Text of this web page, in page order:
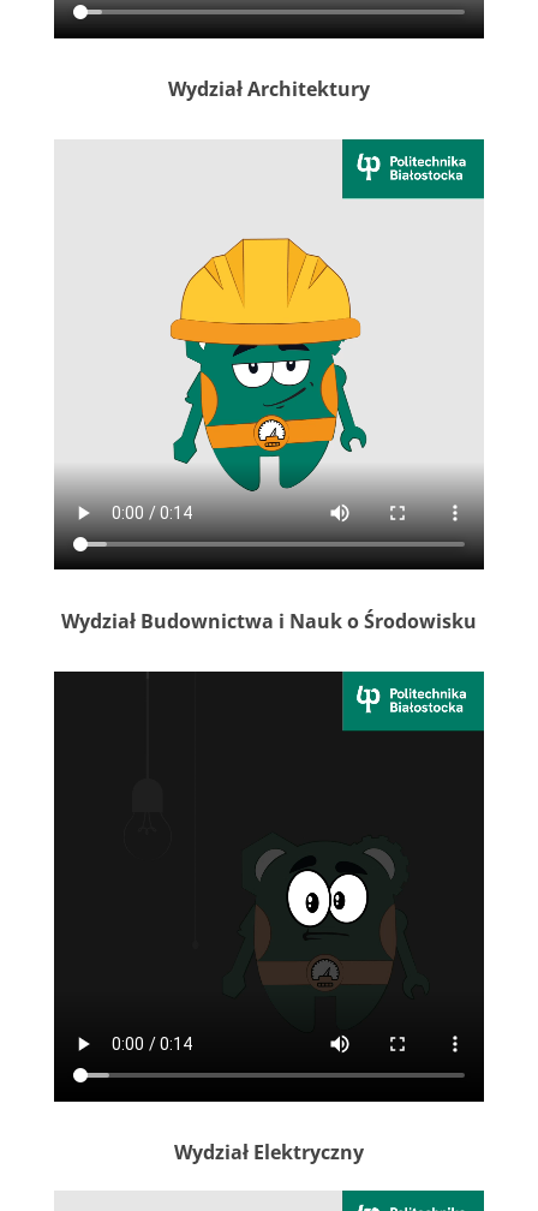
Wydział Architektury
Wydział Budownictwa i Nauk o Środowisku
Wydział Elektryczny